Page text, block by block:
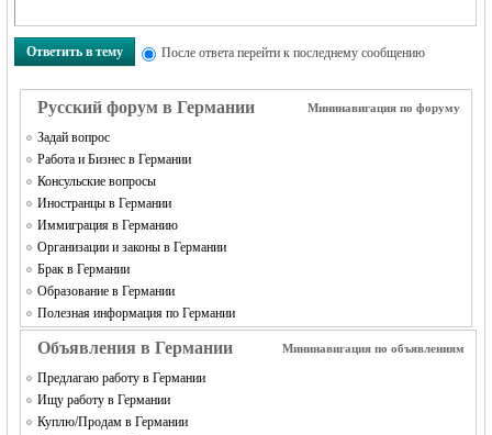
Ответить в тему После ответа перейти к последнему сообщению
Русский форум в Германии Мининавигация по форуму
Задай вопрос
Работа и Бизнес в Германии
Консульские вопросы
Иностранцы в Германии
Иммиграция в Германию
Организации и законы в Германии
Брак в Германии
Образование в Германии
Полезная информация по Германии
Объявления в Германии Мининавигация по объявлениям
Предлагаю работу в Германии
Ищу работу в Германии
Куплю/Продам в Германии